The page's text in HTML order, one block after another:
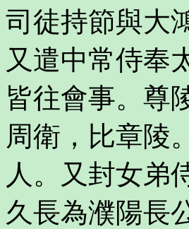
司徒持節與大
又遣中常侍奉
皆往會事。尊
周衛，比章陵
人。又封女弟
久長為濮陽長